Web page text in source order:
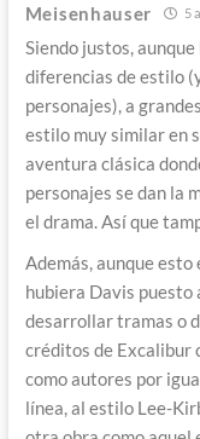
Meisenhauser 5
Siendo justos,
diferencias de estilo
personajes), a
estilo muy similar en
aventura clásica
personajes se dan la
el drama. Así que
Además, aunque
hubiera Davis puesto
desarrollar tramas o
créditos de Excalibur
como autores por
línea, al estilo Lee-